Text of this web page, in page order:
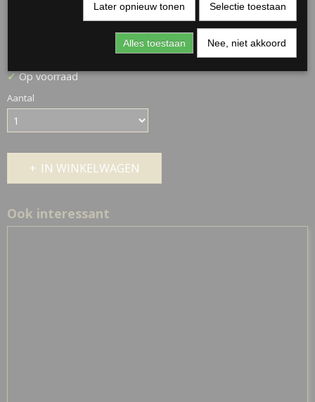
Parelsjaal 4 • Zwart/wit
(inclusief btw 21%)
✓Op voorraad
Aantal
IN WINKELWAGEN
Ook interessant
Later opnieuw tonen Selectie toestaan
Alles toestaan Nee, niet akkoord